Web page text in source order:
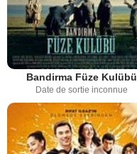
Bandirma Füze Kulübü
Date de sortie inconnue